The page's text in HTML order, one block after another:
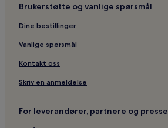
Brukerstøtte og vanlige spørsmål
Dine bestillinger
Vanlige spørsmål
Kontakt oss
Skriv en anmeldelse
For leverandører, partnere og presse